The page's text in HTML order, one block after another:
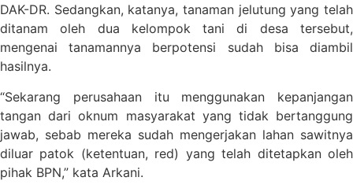
DAK-DR. Sedangkan, katanya, tanaman jelutung yang telah
ditanam oleh dua kelompok tani di desa tersebut,
mengenai tanamannya berpotensi sudah bisa diambil
hasilnya.
“Sekarang perusahaan itu menggunakan kepanjangan
tangan dari oknum masyarakat yang tidak bertanggung
jawab, sebab mereka sudah mengerjakan lahan sawitnya
diluar patok (ketentuan, red) yang telah ditetapkan oleh
pihak BPN,” kata Arkani.